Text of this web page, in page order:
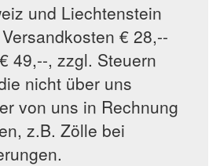
und Liechtenstein
€ 28,--
49,--, zzgl. Steuern
nicht über uns
von uns in Rechnung
z.B. Zölle bei